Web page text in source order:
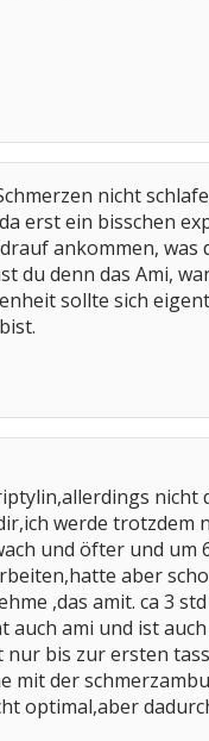
nicht
erst ein bisschen
ankommen,
du denn das Ami,
sollte sich
nicht
werde trotzdem
und öfter und um
aber
,das amit. ca 3
auch ami und ist
bis zur ersten
mit der
optimal,aber